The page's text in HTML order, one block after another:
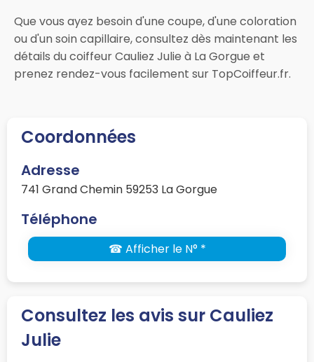
Que vous ayez besoin d'une coupe, d'une coloration
ou d'un soin capillaire, consultez dès maintenant les
détails du coiffeur Cauliez Julie à La Gorgue et
prenez rendez-vous facilement sur TopCoiffeur.fr.
Coordonnées
Adresse
741 Grand Chemin 59253 La Gorgue
Téléphone
☎ Afficher le N° *
Consultez les avis sur Cauliez
Julie